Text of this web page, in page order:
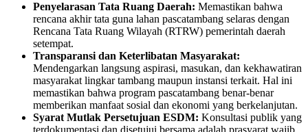
Penyelarasan Tata Ruang Daerah: Memastikan bahwa
rencana akhir tata guna lahan pascatambang selaras dengan
Rencana Tata Ruang Wilayah (RTRW) pemerintah daerah
setempat.
Transparansi dan Keterlibatan Masyarakat:
Mendengarkan langsung aspirasi, masukan, dan kekhawatiran
masyarakat lingkar tambang maupun instansi terkait. Hal ini
memastikan bahwa program pascatambang benar-benar
memberikan manfaat sosial dan ekonomi yang berkelanjutan.
Syarat Mutlak Persetujuan ESDM: Konsultasi publik yang
terdokumentasi dan disetujui bersama adalah prasyarat wajib